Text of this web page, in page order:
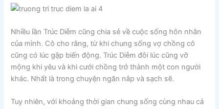
Nhiều lần Trúc Diễm cũng chia sẻ về cuộc sống hôn nhân
của mình. Cô cho rằng, từ khi chung sống vợ chồng cô
cũng có lúc gặp biến động. Trúc Diễm đôi lúc cũng vỡ
mộng khi yêu và khi cưới chồng trở thành một con người
khác. Nhất là trong chuyện ngăn nắp và sạch sẽ.
Tuy nhiên, với khoảng thời gian chung sống cùng nhau cả